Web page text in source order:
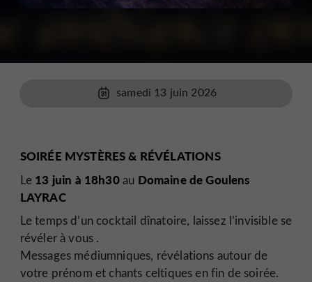
samedi 13 juin 2026
SOIRÉE MYSTÈRES & RÉVÉLATIONS
Le 13 juin à 18h30au Domaine de Goulens
LAYRAC
Le temps d’un cocktail dînatoire, laissez l’invisible se
révéler à vous .
Messages médiumniques, révélations autour de
votre prénom et chants celtiques en fin de soirée.